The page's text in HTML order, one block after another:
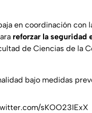
en coordinación con
reforzar la seguridad
de Ciencias de la
bajo medidas
sKOO23IExX